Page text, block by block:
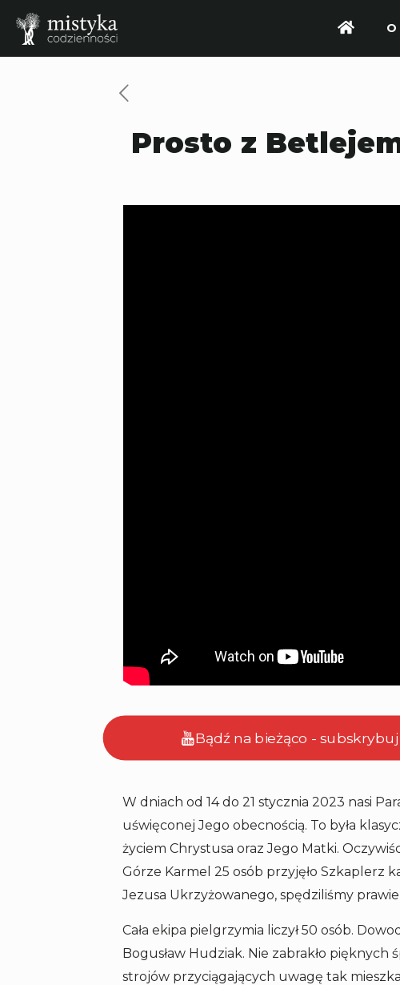
O
Prosto z
Bądź na bieżąco -
W dniach od 14 do 21 stycznia 2023 nasi
uświęconej Jego obecnością. To była
życiem Chrystusa oraz Jego Matki.
Górze Karmel 25 osób przyjęło Szkaplerz
Jezusa Ukrzyżowanego, spędziliśmy
Cała ekipa pielgrzymia liczył 50 osób.
Bogusław Hudziak. Nie zabrakło
strojów przyciągających uwagę tak